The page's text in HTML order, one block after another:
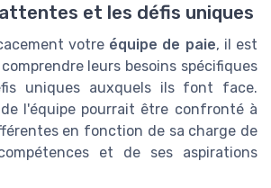
et les défis uniques
votre équipe de paie, il est
leurs besoins spécifiques
uniques auxquels ils font face.
l'équipe pourrait être confronté à
en fonction de sa charge de
et de ses aspirations